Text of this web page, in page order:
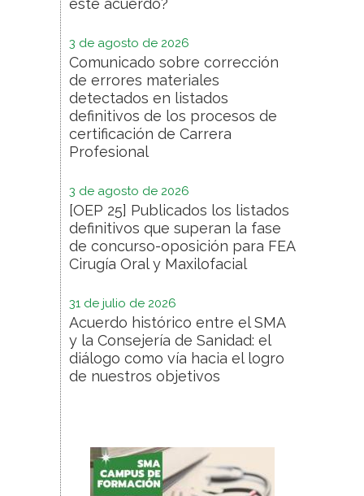
este acuerdo?
3 de agosto de 2026
Comunicado sobre corrección
de errores materiales
detectados en listados
definitivos de los procesos de
certificación de Carrera
Profesional
3 de agosto de 2026
[OEP 25] Publicados los listados
definitivos que superan la fase
de concurso-oposición para FEA
Cirugía Oral y Maxilofacial
31 de julio de 2026
Acuerdo histórico entre el SMA
y la Consejería de Sanidad: el
diálogo como vía hacia el logro
de nuestros objetivos